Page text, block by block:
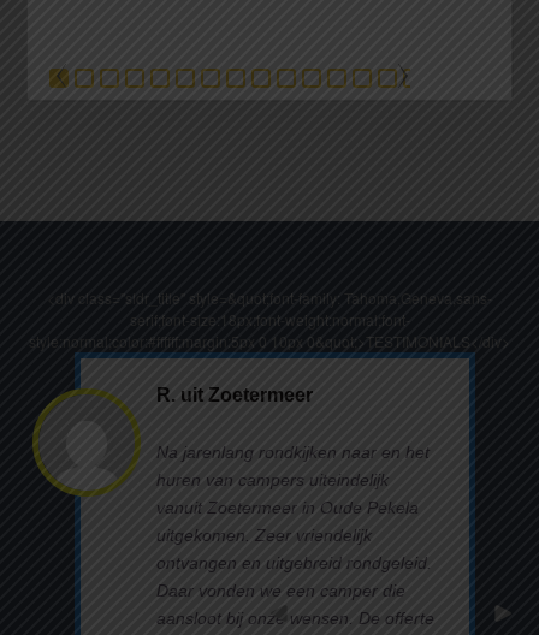
<div class="sldr_title" style=&quot;font-family: Tahoma,Geneva,sans-
serif;font-size:18px;font-weight:normal;font-
style:normal;color:#ffffff;margin:5px 0 10px 0&quot;>TESTIMONIALS</div>
R. uit Zoetermeer
Na jarenlang rondkijken naar en het
huren van campers uiteindelijk
vanuit Zoetermeer in Oude Pekela
uitgekomen. Zeer vriendelijk
ontvangen en uitgebreid rondgeleid.
Daar vonden we een camper die
aansloot bij onze wensen. De offerte